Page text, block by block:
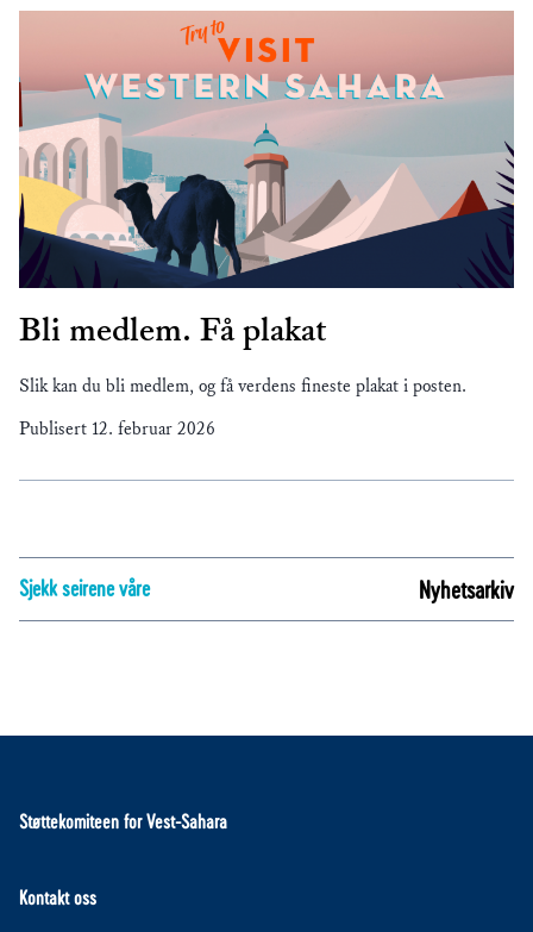
Bli medlem. Få plakat
Slik kan du bli medlem, og få verdens fineste plakat i posten.
Publisert 12. februar 2026
Sjekk seirene våre Nyhetsarkiv
Støttekomiteen for Vest-Sahara
Kontakt oss